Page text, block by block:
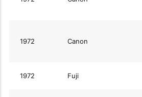
1972 Canon
1972 Fuji